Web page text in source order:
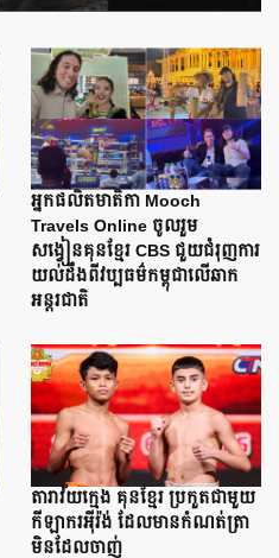
អ្នកផលិតមាតិកា Mooch
Travels Online ចូលរួម
សង្វៀនគុនខ្មែរ CBS ជួយជំរុញការ
យល់ដឹងពីវប្បធម៌កម្ពុជាលើឆាក
អន្តរជាតិ
តារាវ័យក្មេង គុនខ្មែរ ប្រកួតជាមួយ
កីឡាករអ៊ីរ៉ង់ ដែលមានកំណត់ត្រា
មិនដែលចាញ់